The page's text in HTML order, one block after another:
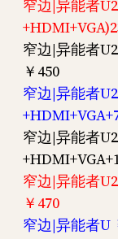
窄边|异能者
窄边|异能者
￥450
窄边|异能者
窄边|异能者
窄边|异能者
￥470
窄边|异能者U